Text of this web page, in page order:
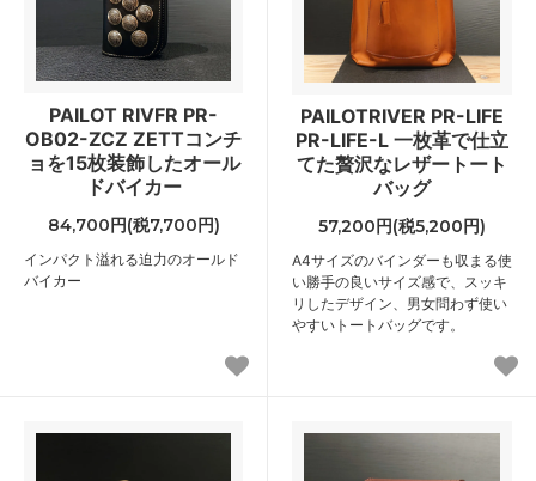
PAILOT RIVFR PR-
OB02-ZCZ ZETTコンチ
ョを15枚装飾したオール
ドバイカー
84,700円(税7,700円)
インパクト溢れる迫力のオールド
バイカー
PAILOTRIVER PR-LIFE
PR-LIFE-L 一枚革で仕立
てた贅沢なレザートート
バッグ
57,200円(税5,200円)
A4サイズのバインダーも収まる使
い勝手の良いサイズ感で、スッキ
リしたデザイン、男女問わず使い
やすいトートバッグです。